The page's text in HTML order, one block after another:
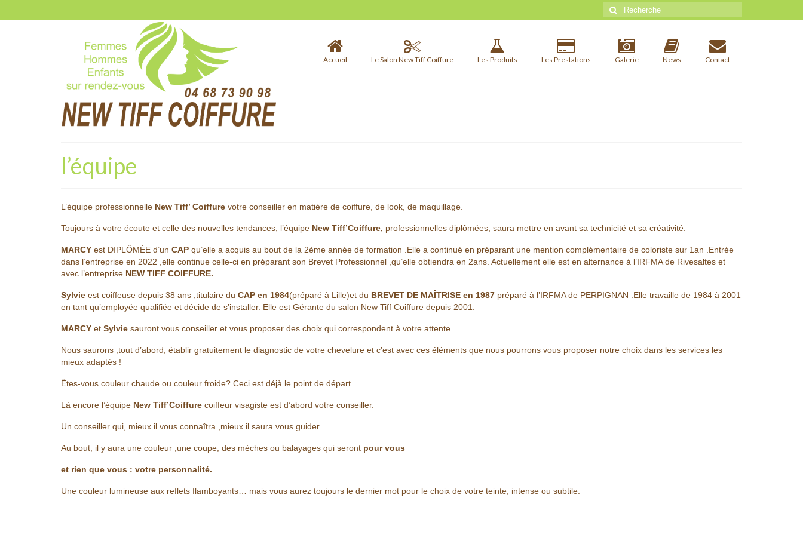
Rechercher
:
Accueil Le Salon New Tiff Coiffure Les Produits Les Prestations Galerie News Contact
l’équipe
L’équipe professionnelle New Tiff’ Coiffure votre conseiller en matière de coiffure, de look, de maquillage.
Toujours à votre écoute et celle des nouvelles tendances, l’équipe New Tiff’Coiffure, professionnelles diplômées, saura mettre en avant sa technicité et sa créativité.
MARCY est DIPLÔMÉE d’un CAP qu’elle a acquis au bout de la 2ème année de formation .Elle a continué en préparant une mention complémentaire de coloriste sur 1an .Entrée
dans l’entreprise en 2022 ,elle continue celle-ci en préparant son Brevet Professionnel ,qu’elle obtiendra en 2ans. Actuellement elle est en alternance à l’IRFMA de Rivesaltes et
avec l’entreprise NEW TIFF COIFFURE.
Sylvie est coiffeuse depuis 38 ans ,titulaire du CAP en 1984(préparé à Lille)et du BREVET DE MAÎTRISE en 1987 préparé à l’IRFMA de PERPIGNAN .Elle travaille de 1984 à 2001
en tant qu’employée qualifiée et décide de s’installer. Elle est Gérante du salon New Tiff Coiffure depuis 2001.
MARCY et Sylvie sauront vous conseiller et vous proposer des choix qui correspondent à votre attente.
Nous saurons ,tout d’abord, établir gratuitement le diagnostic de votre chevelure et c’est avec ces éléments que nous pourrons vous proposer notre choix dans les services les
mieux adaptés !
Êtes-vous couleur chaude ou couleur froide? Ceci est déjà le point de départ.
Là encore l’équipe New Tiff’Coiffure coiffeur visagiste est d’abord votre conseiller.
Un conseiller qui, mieux il vous connaîtra ,mieux il saura vous guider.
Au bout, il y aura une couleur ,une coupe, des mèches ou balayages qui seront pour vous
et rien que vous : votre personnalité.
Une couleur lumineuse aux reflets flamboyants… mais vous aurez toujours le dernier mot pour le choix de votre teinte, intense ou subtile.